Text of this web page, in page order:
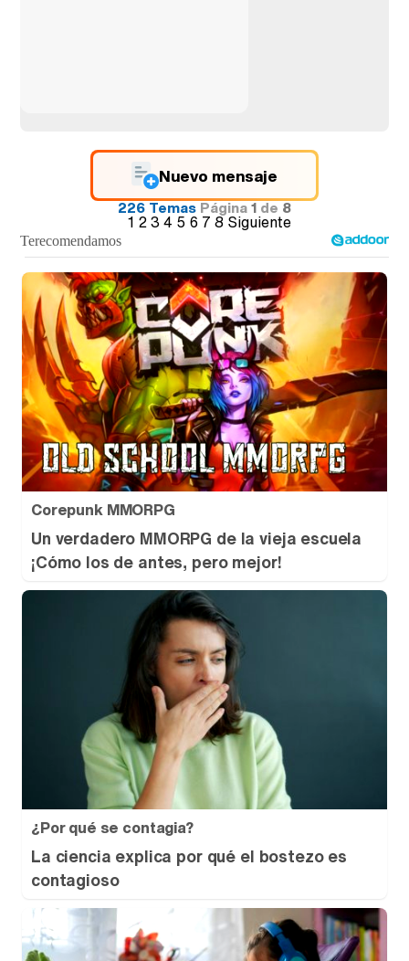
Nuevo mensaje
226 TemasPágina1de8
1 234 5 6 7 8 Siguiente
Corepunk MMORPG
Un verdadero MMORPG de la vieja escuela
¡Cómo los de antes, pero mejor!
¿Por qué se contagia?
La ciencia explica por qué el bostezo es
contagioso